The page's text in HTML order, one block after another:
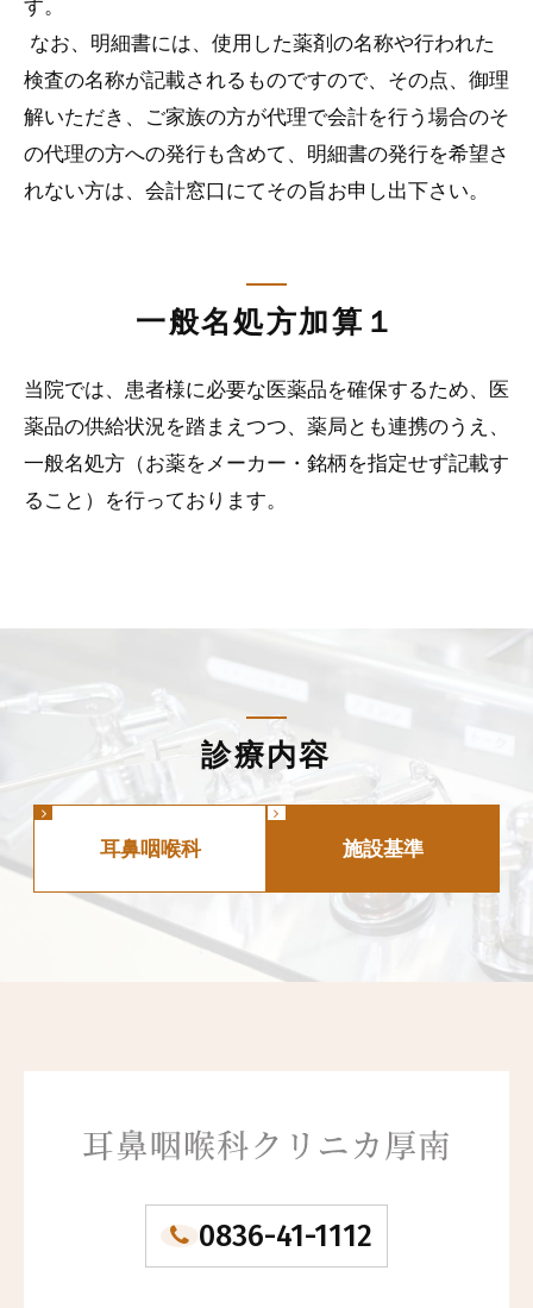
す。
なお、明細書には、使用した薬剤の名称や行われた
検査の名称が記載されるものですので、その点、御理
解いただき、ご家族の方が代理で会計を行う場合のそ
の代理の方への発行も含めて、明細書の発行を希望さ
れない方は、会計窓口にてその旨お申し出下さい。
一般名処方加算１
当院では、患者様に必要な医薬品を確保するため、医
薬品の供給状況を踏まえつつ、薬局とも連携のうえ、
一般名処方（お薬をメーカー・銘柄を指定せず記載す
ること）を行っております。
診療内容
耳鼻咽喉科 施設基準
0836-41-1112